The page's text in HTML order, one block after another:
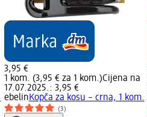
3,95 €
1 kom. (3,95 € za 1 kom.)Cijena na
17.07.2025.: 3,95 €
ebelinKopča za kosu – crna, 1 kom.
(3)